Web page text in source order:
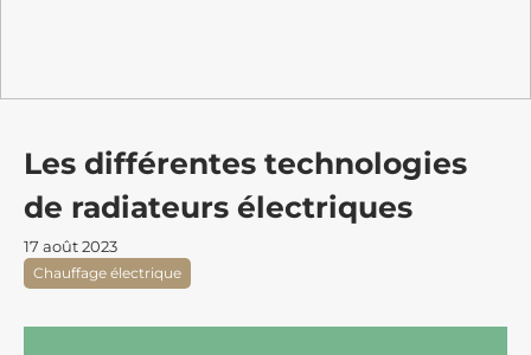
Les différentes technologies
de radiateurs électriques
17 août 2023
Chauffage électrique